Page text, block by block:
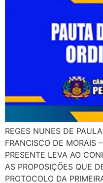
REGES NUNES DE
FRANCISCO DE MORAIS
PRESENTE LEVA AO
AS PROPOSIÇÕES QUE
PROTOCOLO DA